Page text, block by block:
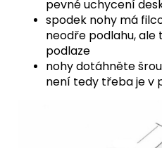
pevné uchycení
spodek nohy má
neodře podlahu, ale
podlaze
nohy dotáhněte
není tedy třeba je v